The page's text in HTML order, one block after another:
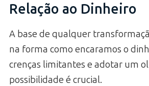
Relação ao Dinheiro
A base de qualquer
na forma como encaramos o
crenças limitantes e adotar um
possibilidade é crucial.